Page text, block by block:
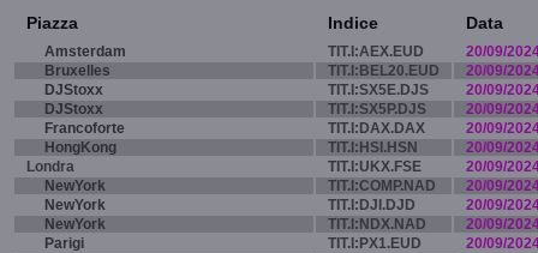
Piazza Indice Data
Amsterdam TIT.I:AEX.EUD
20/09/
Bruxelles
TIT.I:BEL20.EUD
20/09/
DJStoxx
TIT.I:SX5E.DJS
20/09/
DJStoxx
TIT.I:SX5P.DJS
20/09/
Francoforte
TIT.I:DAX.DAX
20/09/
HongKong
TIT.I:HSI.HSN
20/09/
Londra
TIT.I:UKX.FSE
20/09/
NewYork
TIT.I:COMP.NAD
20/09/
NewYork
TIT.I:DJI.DJD
20/09/
NewYork
TIT.I:NDX.NAD
20/09/
Parigi
TIT.I:PX1.EUD
20/09/